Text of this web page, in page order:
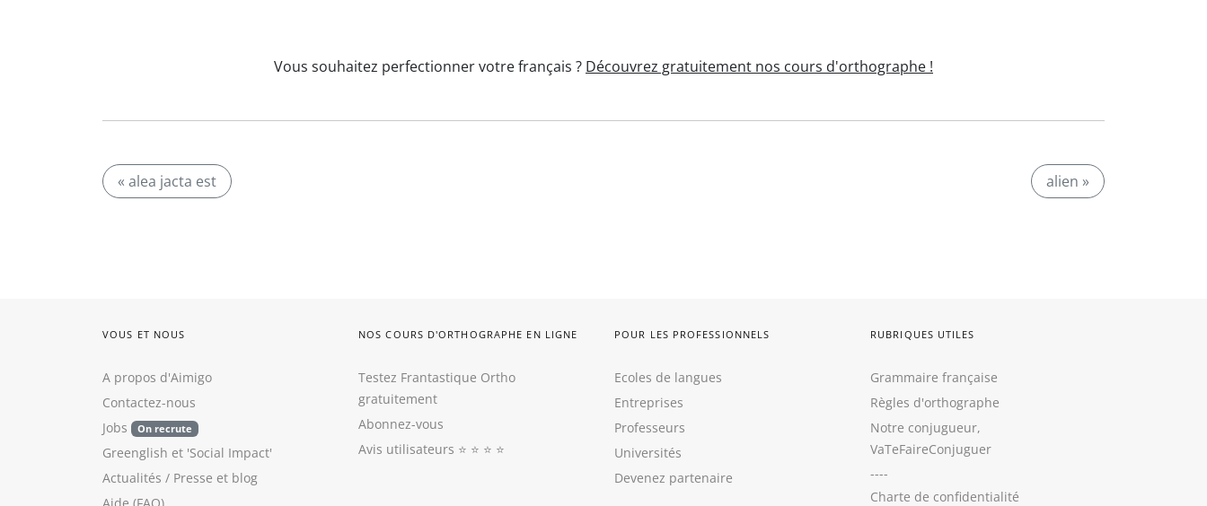
Vous souhaitez perfectionner votre français ? Découvrez gratuitement nos cours d'orthographe !
« alea jacta est alien »
VOUS ET NOUS
A propos d'Aimigo
Contactez-nous
Jobs
On recrute
Greenglish et 'Social Impact'
Actualités / Presse et blog
NOS COURS D'ORTHOGRAPHE EN LIGNE
Testez Frantastique Ortho
gratuitement
Abonnez-vous
Avis utilisateurs ⭐️ ⭐️ ⭐️ ⭐️
POUR LES PROFESSIONNELS
Ecoles de langues
Entreprises
Professeurs
Universités
Devenez partenaire
RUBRIQUES UTILES
Grammaire française
Règles d'orthographe
Notre conjugueur,
VaTeFaireConjuguer
----
Charte de confidentialité